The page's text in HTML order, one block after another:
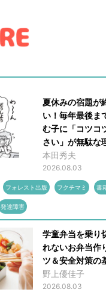
夏休みの宿題が
い！毎年最後ま
む子に「コツコ
さい」が無駄な
本田秀夫
2026.08.03
フォレスト出版 フクチマミ 書
発達障害
学童弁当を乗り
れないお弁当作
ツ＆安全対策の
野上優佳子
2026.08.03